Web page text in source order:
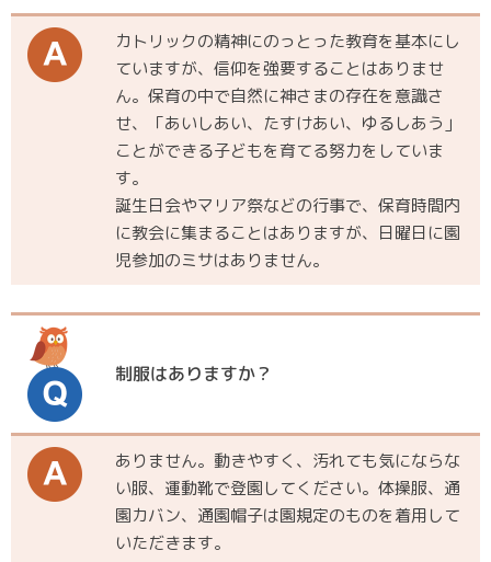
カトリックの精神にのっとった教育を基本にし
ていますが、信仰を強要することはありませ
ん。保育の中で自然に神さまの存在を意識さ
せ、「あいしあい、たすけあい、ゆるしあう」
ことができる子どもを育てる努力をしていま
す。
誕生日会やマリア祭などの行事で、保育時間内
に教会に集まることはありますが、日曜日に園
児参加のミサはありません。
制服はありますか？
ありません。動きやすく、汚れても気にならな
い服、運動靴で登園してください。体操服、通
園カバン、通園帽子は園規定のものを着用して
いただきます。